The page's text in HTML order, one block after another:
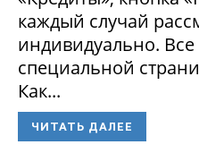
каждый случай
индивидуально.
специальной
Как...
ЧИТАТЬ ДАЛЕЕ